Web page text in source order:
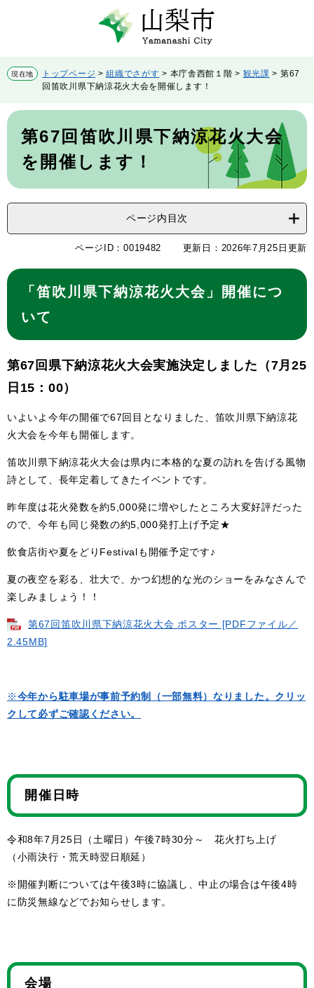
先
頭
す。
を
飛
て
現在地 トップページ >組織でさがす > 本庁舎西館１階 > 観光課 > 第67
回笛吹川県下納涼花火大会を開催します！
本
第67回笛吹川県下納涼花火大会
を開催します！
ページ内目次
ページID：0019482 更新日：2026年7月25日更新
「笛吹川県下納涼花火大会」開催につ
いて
第67回県下納涼花火大会実施決定しました（7月25
日15：00）
​いよいよ今年の開催で67回目となりました、笛吹川県下納涼花
火大会を今年も開催します。
笛吹川県下納涼花火大会は県内に本格的な夏の訪れを告げる風物
詩として、長年定着してきたイベントです。
昨年度は花火発数を約5,000発に増やしたところ大変好評だった
ので、今年も同じ発数の約5,000発打上げ予定★
飲食店街や夏をどりFestivalも開催予定です♪
夏の夜空を彩る、壮大で、かつ幻想的な光のショーをみなさんで
楽しみましょう！！
第67回笛吹川県下納涼花火大会 ポスター [PDFファイル／
2.45MB]
※今年から駐車場が事前予約制（一部無料）なりました。クリッ
クして必ずご確認ください。
開催日時
令和8年7月25日（土曜日）午後7時30分～ 花火打ち上げ
（小雨決行・荒天時翌日順延）
※開催判断については午後3時に協議し、中止の場合は午後4時
に防災無線などでお知らせします。
会場